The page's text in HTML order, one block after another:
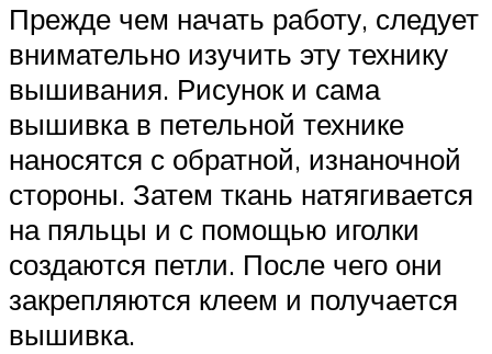
Прежде чем начать работу, следует
внимательно изучить эту технику
вышивания. Рисунок и сама
вышивка в петельной технике
наносятся с обратной, изнаночной
стороны. Затем ткань натягивается
на пяльцы и с помощью иголки
создаются петли. После чего они
закрепляются клеем и получается
вышивка.